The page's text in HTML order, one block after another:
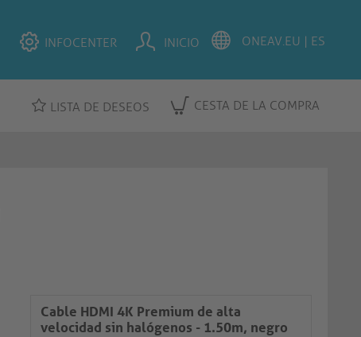
INFOCENTER INICIO
LISTA DE DESEOS CESTA DE LA COMPRA
Cable HDMI 4K Premium de alta
velocidad sin halógenos - 1.50m, negro